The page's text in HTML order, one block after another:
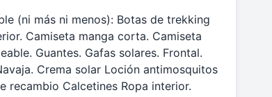
(ni más ni menos): Botas de trekking
Camiseta manga corta. Camiseta
Guantes. Gafas solares. Frontal.
Crema solar Loción antimosquitos
recambio Calcetines Ropa interior.